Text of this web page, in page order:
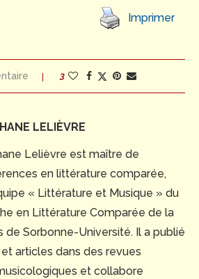
Imprimer
3
LELIÈVRE
Lelièvre est maître de
en littérature comparée,
« Littérature et Musique » du
en Littérature Comparée de la
de Sorbonne-Université. Il a publié
articles dans des revues
et collabore